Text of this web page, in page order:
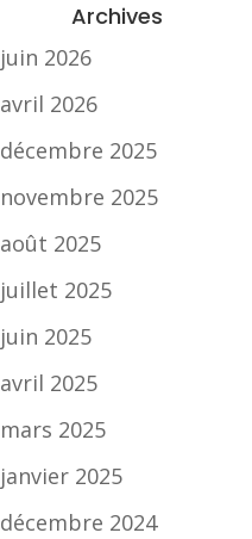
Archives
juin 2026
avril 2026
décembre 2025
novembre 2025
août 2025
juillet 2025
juin 2025
avril 2025
mars 2025
janvier 2025
décembre 2024